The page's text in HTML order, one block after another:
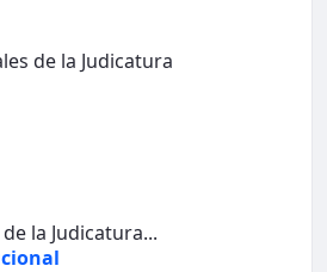
de la Judicatura
la Judicatura...